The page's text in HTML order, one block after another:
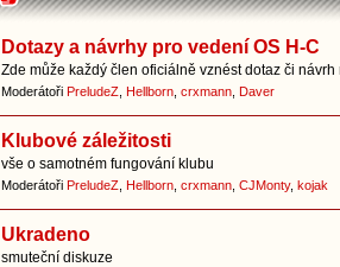
Dotazy a návrhy pro vedení OS H-C
Zde může každý člen oficiálně vznést dotaz či
Moderátoři PreludeZ Hellborn crxmann Daver
Klubové záležitosti
vše o samotném fungování klubu
Moderátoři PreludeZ Hellborn crxmann CJMonty, kojak
Ukradeno
smuteční diskuze